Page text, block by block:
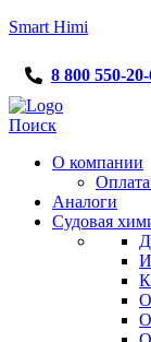
Smart Himi
8 800 550-
Menu
Поиск
О компании
Оплата
Аналоги
Судовая